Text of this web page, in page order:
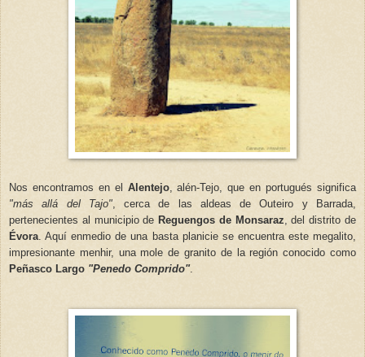
Nos encontramos en el Alentejo, alén-Tejo, que en portugués significa
"más allá del Tajo", cerca de las aldeas de Outeiro y Barrada,
pertenecientes al municipio de Reguengos de Monsaraz , del distrito de
Évora . Aquí enmedio de una basta planicie se encuentra este megalito,
impresionante menhir, una mole de granito de la región conocido como
Peñasco Largo "Penedo Comprido".